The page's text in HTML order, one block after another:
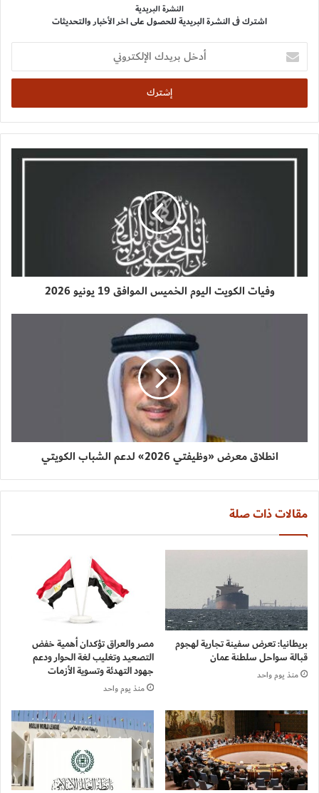
النشرة البريدية
اشترك فى النشرة البريدية للحصول على اخر الأخبار والتحديثات
أدخل
بريدك
الإلكتروني
وفيات الكويت اليوم الخميس الموافق 19 يونيو 2026
انطلاق معرض «وظيفتي 2026» لدعم الشباب الكويتي
مقالات ذات صلة
بريطانيا: تعرض سفينة تجارية لهجوم
قبالة سواحل سلطنة عمان
منذ يوم واحد
مصر والعراق تؤكدان أهمية خفض
التصعيد وتغليب لغة الحوار ودعم
جهود التهدئة وتسوية الأزمات
منذ يوم واحد